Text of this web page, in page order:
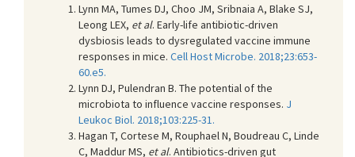
Lynn MA, Tumes DJ, Choo JM, Sribnaia A, Blake SJ,
Leong LEX, et al. Early-life antibiotic-driven
dysbiosis leads to dysregulated vaccine immune
responses in mice. Cell Host Microbe. 2018;23:653-
60.e5.
Lynn DJ, Pulendran B. The potential of the
microbiota to influence vaccine responses. J
Leukoc Biol. 2018;103:225-31.
Hagan T, Cortese M, Rouphael N, Boudreau C, Linde
C, Maddur MS, et al. Antibiotics-driven gut